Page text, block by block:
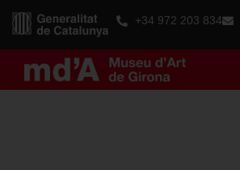
+34 972 203 834